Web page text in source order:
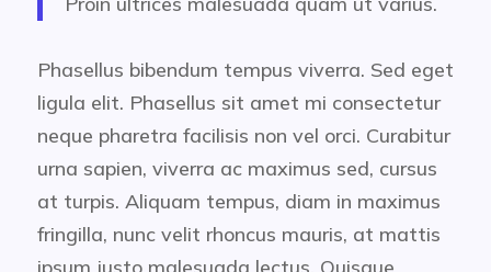
Phasellus bibendum tempus viverra. Sed eget
ligula elit. Phasellus sit amet mi consectetur
neque pharetra facilisis non vel orci. Curabitur
urna sapien, viverra ac maximus sed, cursus
at turpis. Aliquam tempus, diam in maximus
fringilla, nunc velit rhoncus mauris, at mattis